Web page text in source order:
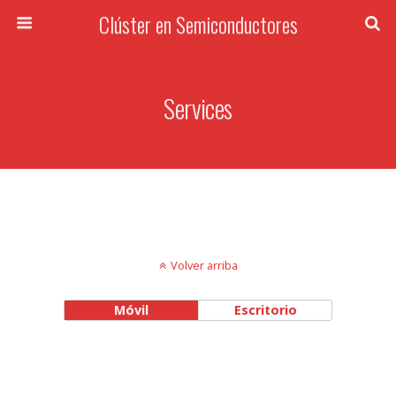
Clúster en Semiconductores
Services
Volver arriba
Móvil Escritorio